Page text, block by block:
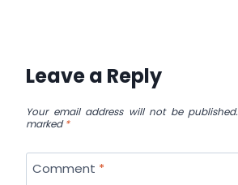
Leave a Reply
Your email address will not be published.
marked*
Comment *